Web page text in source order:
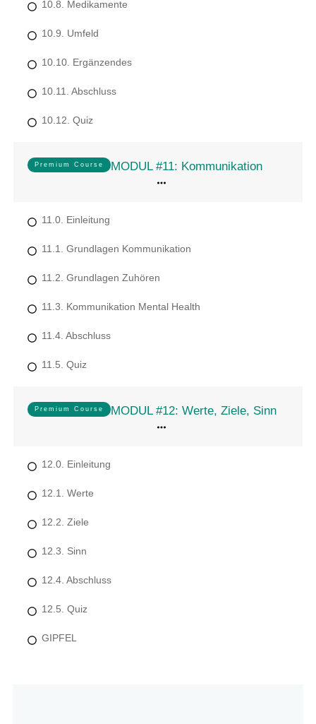
10.8. Medikamente
10.9. Umfeld
10.10. Ergänzendes
10.11. Abschluss
10.12. Quiz
Premium Course MODUL #11: Kommunikation
11.0. Einleitung
11.1. Grundlagen Kommunikation
11.2. Grundlagen Zuhören
11.3. Kommunikation Mental Health
11.4. Abschluss
11.5. Quiz
Premium Course MODUL #12: Werte, Ziele, Sinn
12.0. Einleitung
12.1. Werte
12.2. Ziele
12.3. Sinn
12.4. Abschluss
12.5. Quiz
GIPFEL